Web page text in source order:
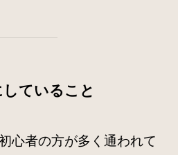
ていること
心者の方が多く通われて